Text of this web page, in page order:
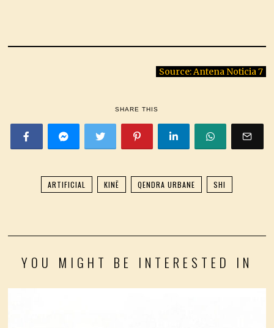
Source: Antena Noticia 7
SHARE THIS
ARTIFICIAL KINË QENDRA URBANE SHI
YOU MIGHT BE INTERESTED IN